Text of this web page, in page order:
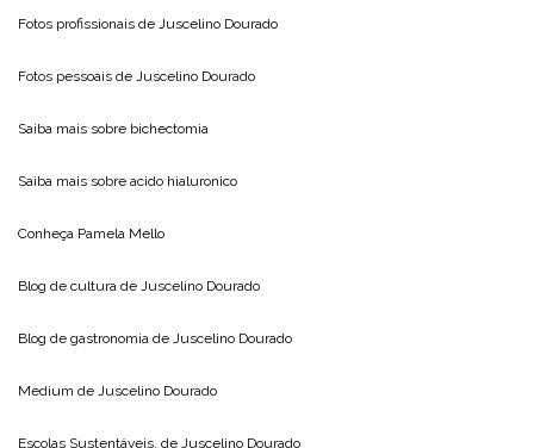
Fotos profissionais de Juscelino Dourado
Fotos pessoais de Juscelino Dourado
Saiba mais sobre bichectomia
Saiba mais sobre acido hialuronico
Conheça Pamela Mello
Blog de cultura de Juscelino Dourado
Blog de gastronomia de Juscelino Dourado
Medium de Juscelino Dourado
Escolas Sustentáveis, de Juscelino Dourado